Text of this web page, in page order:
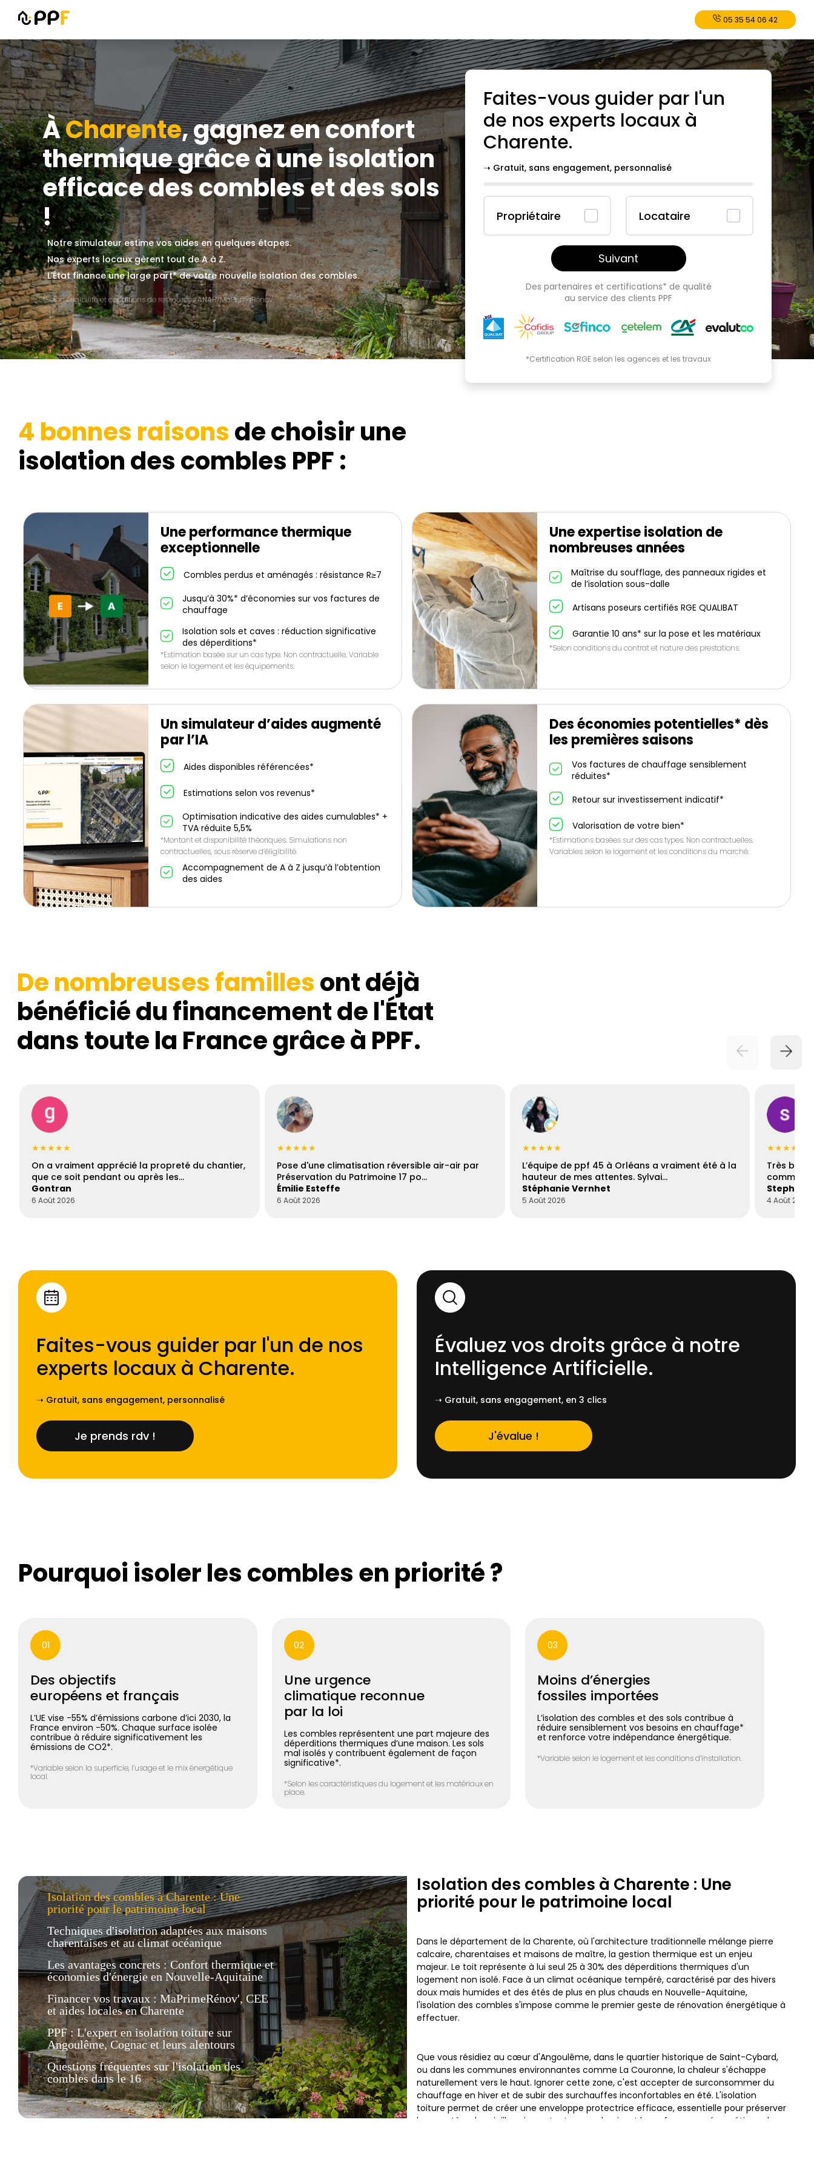
05 35 54 06 42
ÀCharente, gagnez en confort
thermique grâce à une isolation
efficace des combles et des sols
!
Notre simulateur estime vos aides en quelques étapes.
Nos experts locaux gèrent tout de A à Z.
L'État finance une large part* de votre nouvelle isolation des combles.
*Selon éligibilité et conditions de ressources ANAH/MaPrimeRénov'.
Faites-vous guider par l'un
de nos experts locaux à
Charente.
➝ Gratuit, sans engagement, personnalisé
Propriétaire Locataire
Suivant
Des partenaires et certifications* de qualité
au service des clients PPF
*Certification RGE selon les agences et les travaux
4 bonnes raisonsde choisir une
isolation des combles PPF :
Une performance thermique
exceptionnelle
Combles perdus et aménagés : résistance R≥7
Jusqu’à 30%* d’économies sur vos factures de
chauffage
Isolation sols et caves : réduction significative
des déperditions*
*Estimation basée sur un cas type. Non contractuelle. Variable
selon le logement et les équipements.
Une expertise isolation de
nombreuses années
Maîtrise du soufflage, des panneaux rigides et
de l’isolation sous-dalle
Artisans poseurs certifiés RGE QUALIBAT
Garantie 10 ans* sur la pose et les matériaux
*Selon conditions du contrat et nature des prestations.
Un simulateur d’aides augmenté
par l’IA
Aides disponibles référencées*
Estimations selon vos revenus*
Optimisation indicative des aides cumulables* +
TVA réduite 5,5%
*Montant et disponibilité théoriques. Simulations non
contractuelles, sous réserve d’éligibilité.
Accompagnement de A à Z jusqu’à l’obtention
des aides
Des économies potentielles* dès
les premières saisons
Vos factures de chauffage sensiblement
réduites*
Retour sur investissement indicatif*
Valorisation de votre bien*
*Estimations basées sur des cas types. Non contractuelles.
Variables selon le logement et les conditions du marché.
De nombreuses famillesont déjà
bénéficié du financement de l'État
dans toute la France grâce à PPF.
★★★★★
On a vraiment apprécié la propreté du chantier,
que ce soit pendant ou après les…
Gontran
6 Août 2026
★★★★★
Pose d'une climatisation réversible air-air par
Préservation du Patrimoine 17 po…
Émilie Esteffe
6 Août 2026
★★★★★
L’équipe de ppf 45 à Orléans a vraiment été à la
hauteur de mes attentes. Sylvai…
Stéphanie Vernhet
5 Août 2026
★★★★☆
Très
4 Août 2026
Faites-vous guider par l'un de nos
experts locaux à Charente.
➝ Gratuit, sans engagement, personnalisé
Je prends rdv !
Évaluez vos droits grâce à notre
Intelligence Artificielle.
➝ Gratuit, sans engagement, en 3 clics
J'évalue !
Pourquoi isoler les combles en priorité ?
01
Des objectifs
européens et français
L’UE vise -55% d’émissions carbone d’ici 2030, la
France environ -50%. Chaque surface isolée
contribue à réduire significativement les
émissions de CO2*.
*Variable selon la superficie, l’usage et le mix énergétique
local.
02
Une urgence
climatique reconnue
par la loi
Les combles représentent une part majeure des
déperditions thermiques d’une maison. Les sols
mal isolés y contribuent également de façon
significative*.
*Selon les caractéristiques du logement et les matériaux en
place.
03
Moins d’énergies
fossiles importées
L’isolation des combles et des sols contribue à
réduire sensiblement vos besoins en chauffage*
et renforce votre indépendance énergétique.
*Variable selon le logement et les conditions d’installation.
Isolation des combles à Charente : Une
priorité pour le patrimoine local
Techniques d'isolation adaptées aux maisons
charentaises et au climat océanique
Les avantages concrets : Confort thermique et
économies d'énergie en Nouvelle-Aquitaine
Financer vos travaux : MaPrimeRénov', CEE
et aides locales en Charente
PPF : L'expert en isolation toiture sur
Angoulême, Cognac et leurs alentours
Questions fréquentes sur l'isolation des
combles dans le 16
Isolation des combles à Charente : Une
priorité pour le patrimoine local
Dans le département de la Charente, où l'architecture traditionnelle mélange pierre
calcaire, charentaises et maisons de maître, la gestion thermique est un enjeu
majeur. Le toit représente à lui seul 25 à 30% des déperditions thermiques d'un
logement non isolé. Face à un climat océanique tempéré, caractérisé par des hivers
doux mais humides et des étés de plus en plus chauds en Nouvelle-Aquitaine,
l'isolation des combles s'impose comme le premier geste de rénovation énergétique à
effectuer.
Que vous résidiez au cœur d'Angoulême, dans le quartier historique de Saint-Cybard,
ou dans les communes environnantes comme La Couronne, la chaleur s'échappe
naturellement vers le haut. Ignorer cette zone, c'est accepter de surconsommer du
chauffage en hiver et de subir des surchauffes inconfortables en été. L'isolation
toiture permet de créer une enveloppe protectrice efficace, essentielle pour préserver
le caractère des vieilles pierres tout en modernisant la performance énergétique du